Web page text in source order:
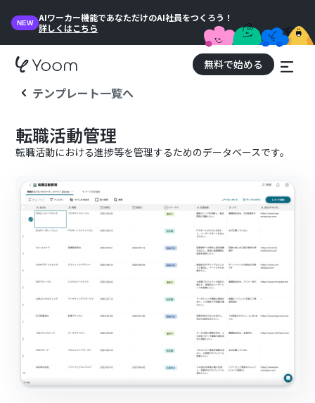
NEW
AIワーカー機能であなただけのAI社員をつくろう！
詳しくはこちら
無料で始める
テンプレート一覧へ
転職活動管理
転職活動における進捗等を管理するためのデータベースです。